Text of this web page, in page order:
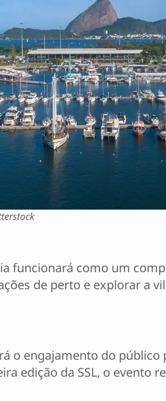
funcionará como um
de perto e explorar a
o engajamento do
edição da SSL, o evento